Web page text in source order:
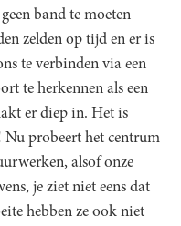
band te moeten
zelden op tijd en er is
te verbinden via een
te herkennen als een
er diep in. Het is
Nu probeert het centrum
alsof onze
je ziet niet eens dat
hebben ze ook niet